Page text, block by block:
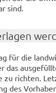
sind.
für die
das
zu rich­ten.
des